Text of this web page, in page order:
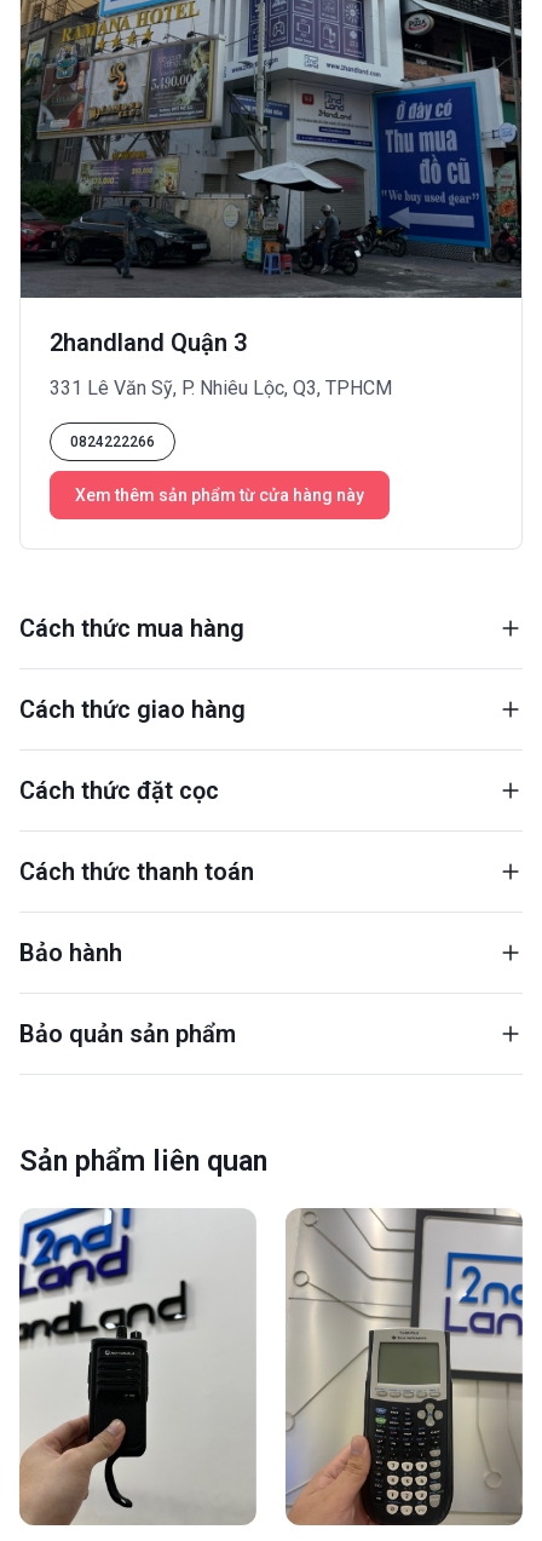
2handland Quận 3
331 Lê Văn Sỹ, P. Nhiêu Lộc, Q3, TPHCM
0824222266
Xem thêm sản phẩm từ cửa hàng này
Cách thức mua hàng
Cách thức giao hàng
Cách thức đặt cọc
Cách thức thanh toán
Bảo hành
Bảo quản sản phẩm
Sản phẩm liên quan